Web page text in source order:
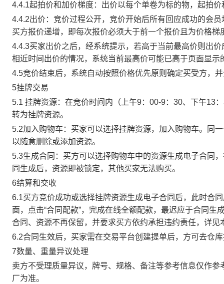
4.4.1起拍价和加价梯度：出价以每个单卷为标的物，起拍
4.4.2出价：竞价过程公开，竞价开始后所有回应成功的会
买方报价递增，即每次报价必须大于前一个报价且为价格
4.4.3买家出价之后，经系统提示，若高于当前最高价则出
相近时间出价的情况，系统当前最高价可能已高于页面显示
4.5竞价结束后，系统自动按照价格优先原则确定买受方，
5挂牌交易
5.1 挂牌资源：在竞价时间内（上午9：00-9：30、下午13
转为挂牌资源。
5.2加入购物车：买家可以选择挂牌资源，加入购物车。同
以随意删除或添加资源。
5.3生成合同：买方可以选择购物车中的资源生成电子合同
同生成后，资源即被锁定，其他买家无法购买。
6结算和交收
6.1买方竞价成功或选择挂牌资源生成电子合同后，此时合
面，点击“合同配款”，完成在线全额配款，最迟应于合同
合同、资源不再保留，并要求买方依约承担违约责任，详见
6.2合同生效后，买家需在交易平台创建提单后，方可去仓
7数量、重量异议处理
卖方不受理质量异议，牌号、规格、备注等参考信息仅作
厂为准。